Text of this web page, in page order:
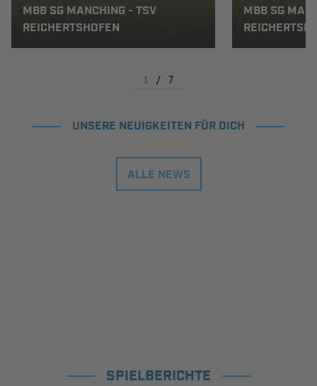
MBB SG MANCHING - TSV
REICHERTSHOFEN
MBB SG
1 / 7
UNSERE NEUIGKEITEN FÜR DICH
ALLE NEWS
SPIELBERICHTE